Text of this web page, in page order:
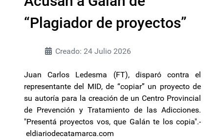
“Plagiador de proyectos”
Creado: 24 Julio 2026
Juan Carlos Ledesma (FT), disparó contra el
representante del MID, de “copiar” un proyecto de
su autoría para la creación de un Centro Provincial
de Prevención y Tratamiento de las Adicciones.
"Presentá proyectos vos, que Galán te los copia".-
eldiariodecatamarca.com